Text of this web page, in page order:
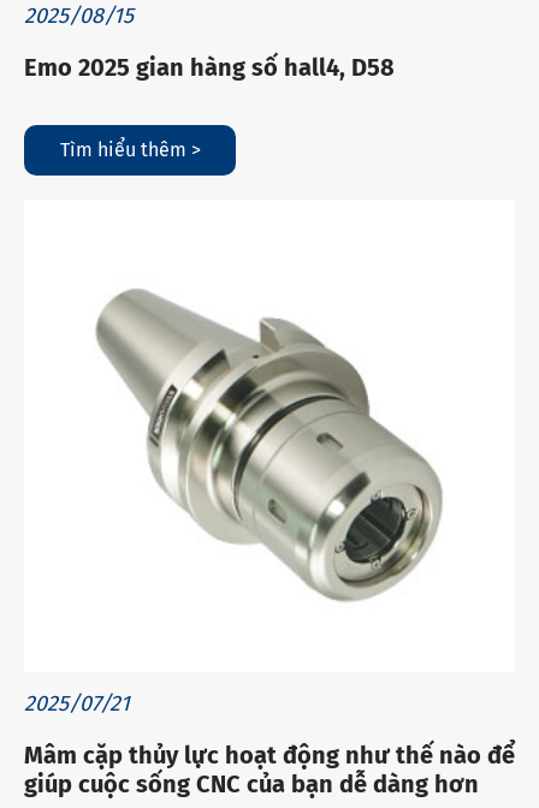
2025/08/15
Emo 2025 gian hàng số hall4, D58
Tìm hiểu thêm >
2025/07/21
Mâm cặp thủy lực hoạt động như thế nào để
giúp cuộc sống CNC của bạn dễ dàng hơn